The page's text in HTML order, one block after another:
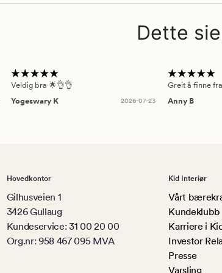
Dette
Veldig bra 🌟👌👌
Yogeswary K
2026-07-23
Greit å finne
Anny B
Hovedkontor
Gilhusveien 1
3426 Gullaug
Kundeservice: 31 00 20 00
Org.nr: 958 467 095 MVA
Kid Interiør
Vårt
Kundeklubb
Karriere i
Investor
Presse
Varsling